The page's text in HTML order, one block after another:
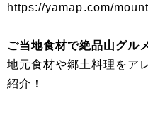
https://yamap.com/
ご当地食材で絶品山グル
地元食材や郷土料理をア
紹介！